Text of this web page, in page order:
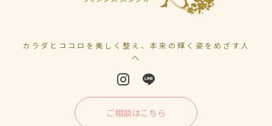
カラダとココロを美しく整え、本来の輝く姿をめざす人
へ
ご相談はこちら